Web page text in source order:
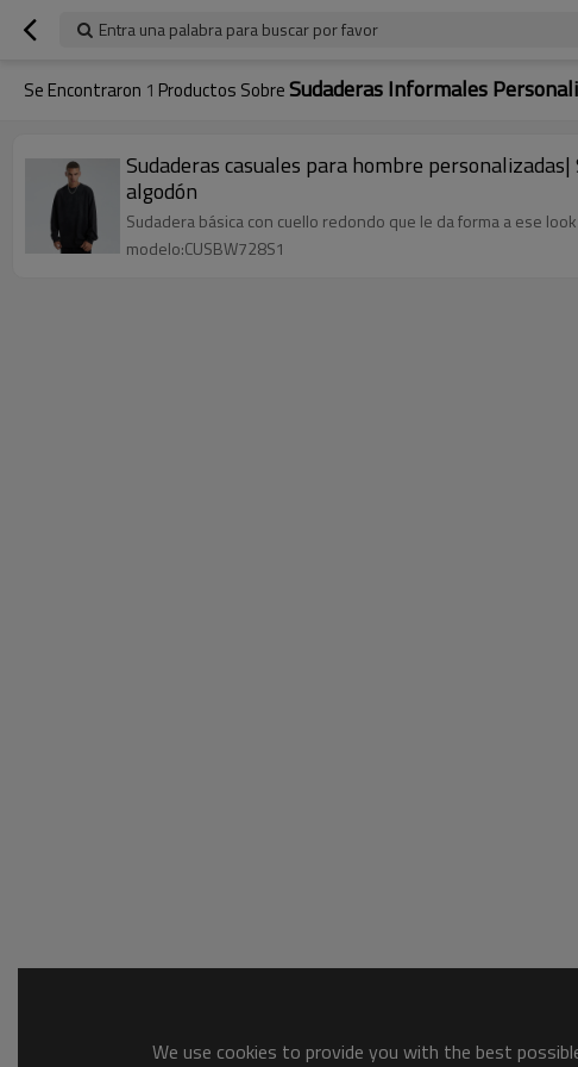
Entra una palabra para buscar por favor
Se Encontraron 1 Productos SobreSudaderas Informales
Sudaderas casuales para hombre
algodón
Sudadera básica con cuello redondo que le da forma a ese
modelo:CUSBW728S1
We use cookies to provide you with the best